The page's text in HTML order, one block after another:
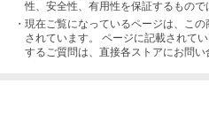
性、安全性、有用性を保証するもので
・現在ご覧になっているページは、この
されています。 ページに記載されて
するご質問は、直接各ストアにお問い